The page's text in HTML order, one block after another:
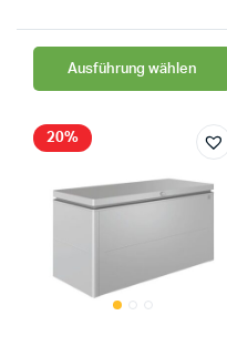
Ausführung wählen
20%